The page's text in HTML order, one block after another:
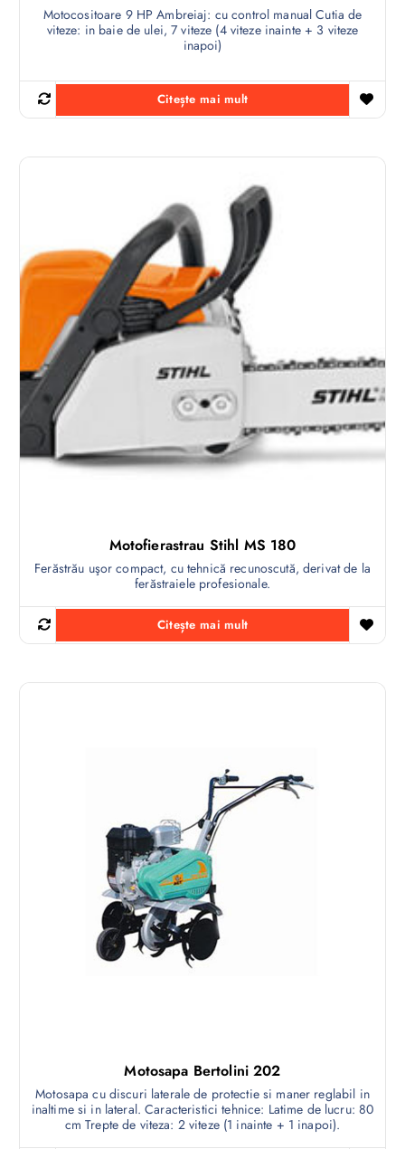
Motocositoare 9 HP Ambreiaj: cu control manual Cutia de
viteze: in baie de ulei, 7 viteze (4 viteze inainte + 3 viteze
inapoi)
Citește mai mult
Motofierastrau Stihl MS 180
Ferăstrău uşor compact, cu tehnică recunoscută, derivat de la
ferăstraiele profesionale.
Citește mai mult
Motosapa Bertolini 202
Motosapa cu discuri laterale de protectie si maner reglabil in
inaltime si in lateral. Caracteristici tehnice: Latime de lucru: 80
cm Trepte de viteza: 2 viteze (1 inainte + 1 inapoi).